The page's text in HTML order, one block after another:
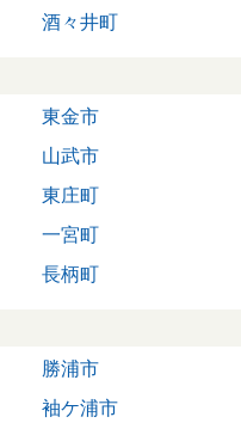
酒々井町
東金市
山武市
東庄町
一宮町
長柄町
勝浦市
袖ケ浦市